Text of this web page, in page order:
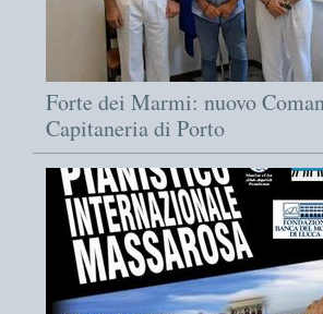
Forte dei Marmi: nuovo
Capitaneria di Porto